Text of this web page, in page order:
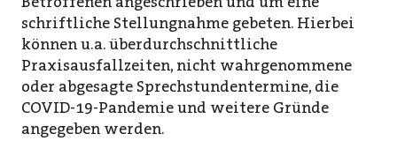
schriftliche Stellungnahme gebeten. Hierbei
können u.a. überdurchschnittliche
Praxisausfallzeiten, nicht wahrgenommene
oder abgesagte Sprechstundentermine, die
COVID-19-Pandemie und weitere Gründe
angegeben werden.